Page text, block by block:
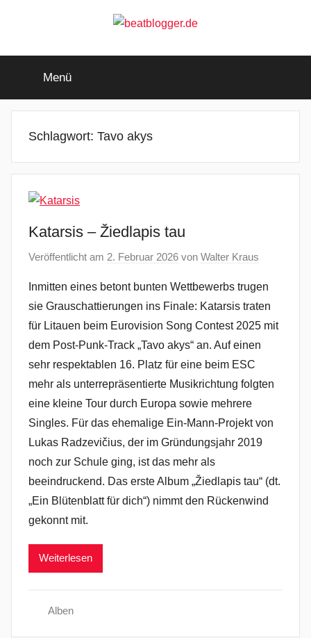
beatblogger.de
beat
goes
Menü
Schlagwort: Tavo akys
Katarsis – Žiedlapis tau
Veröffentlicht am 2. Februar 2026 von Walter Kraus
Inmitten eines betont bunten Wettbewerbs trugen
sie Grauschattierungen ins Finale: Katarsis traten
für Litauen beim Eurovision Song Contest 2025 mit
dem Post-Punk-Track „Tavo akys“ an. Auf einen
sehr respektablen 16. Platz für eine beim ESC
mehr als unterrepräsentierte Musikrichtung folgten
eine kleine Tour durch Europa sowie mehrere
Singles. Für das ehemalige Ein-Mann-Projekt von
Lukas Radzevičius, der im Gründungsjahr 2019
noch zur Schule ging, ist das mehr als
beeindruckend. Das erste Album „Žiedlapis tau“ (dt.
„Ein Blütenblatt für dich“) nimmt den Rückenwind
gekonnt mit.
Weiterlesen
Alben